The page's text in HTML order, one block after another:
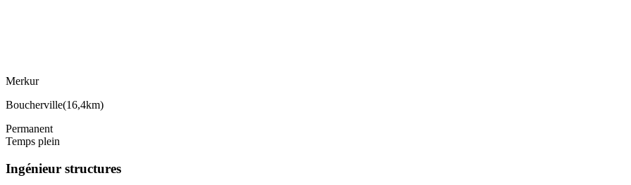
Merkur
Boucherville(16,4km)
Permanent
Temps plein
Ingénieur structures